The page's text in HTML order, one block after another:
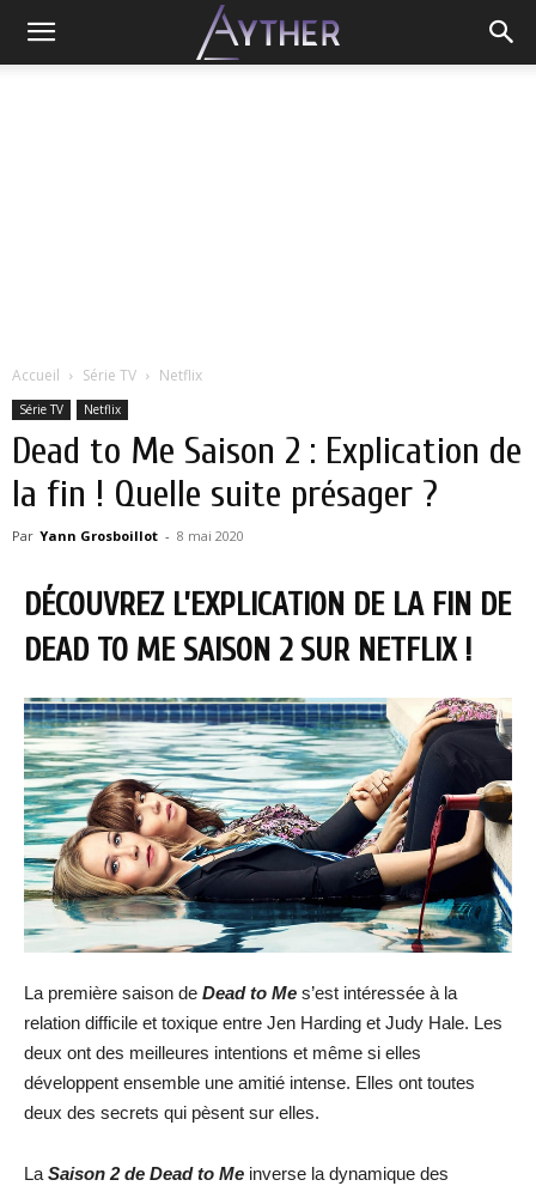
Accueil Série TV Netflix
Série TV Netflix
Dead to Me Saison 2 : Explication de
la fin ! Quelle suite présager ?
Par Yann Grosboillot - 8 mai 2020
DÉCOUVREZ L’EXPLICATION DE LA FIN DE
DEAD TO ME SAISON 2 SUR NETFLIX !
La première saison de Dead to Me s’est intéressée à la
relation difficile et toxique entre Jen Harding et Judy Hale. Les
deux ont des meilleures intentions et même si elles
développent ensemble une amitié intense. Elles ont toutes
deux des secrets qui pèsent sur elles.
La Saison 2 de Dead to Me inverse la dynamique des